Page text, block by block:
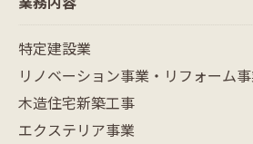
特定建設業
リノベーション事業・リフォーム
木造住宅新築工事
エクステリア事業